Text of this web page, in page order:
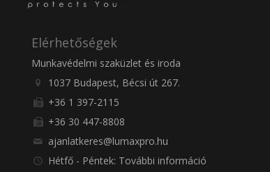
Elérhetőségek
Munkavédelmi szaküzlet és iroda
1037 Budapest, Bécsi út 267.
+36 1 397-2115
+36 30 447-8808
ajanlatkeres@lumaxpro.hu
Hétfő - Péntek: További információ